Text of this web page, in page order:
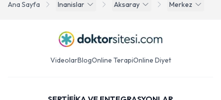
Ana Sayfa Inanislar Aksaray Merkez
VideolarBlogOnline TerapiOnline Diyet